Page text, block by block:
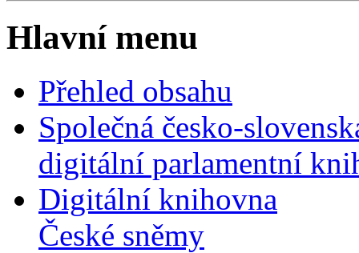
Hlavní menu
Přehled obsahu
Společná česko-
digitální parlamentní
Digitální knihovna
České sněmy